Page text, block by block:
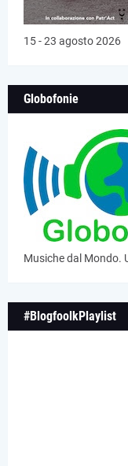
15 - 23 agosto 2026
Globofonie
Musiche dal Mondo.
#BlogfoolkPlaylist